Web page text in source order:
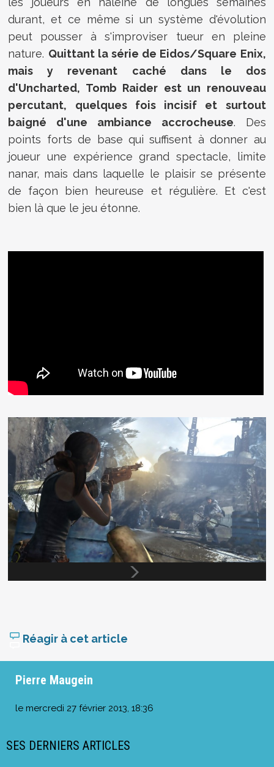
durant, et ce même si un système d'évolution
peut pousser à s'improviser tueur en pleine
nature. Quittant la série de Eidos/Square Enix,
mais y revenant caché dans le dos
d'Uncharted, Tomb Raider est un renouveau
percutant, quelques fois incisif et surtout
baigné d'une ambiance accrocheuse. Des
points forts de base qui suffisent à donner au
joueur une expérience grand spectacle, limite
nanar, mais dans laquelle le plaisir se présente
de façon bien heureuse et régulière. Et c'est
bien là que le jeu étonne.
Réagir à cet article
Pierre Maugein
le mercredi 27 février 2013, 18:36
SES DERNIERS ARTICLES